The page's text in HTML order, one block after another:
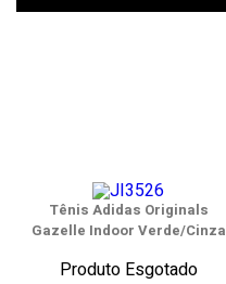
Tênis Adidas Originals
Gazelle Indoor Verde/Cinza
Produto Esgotado